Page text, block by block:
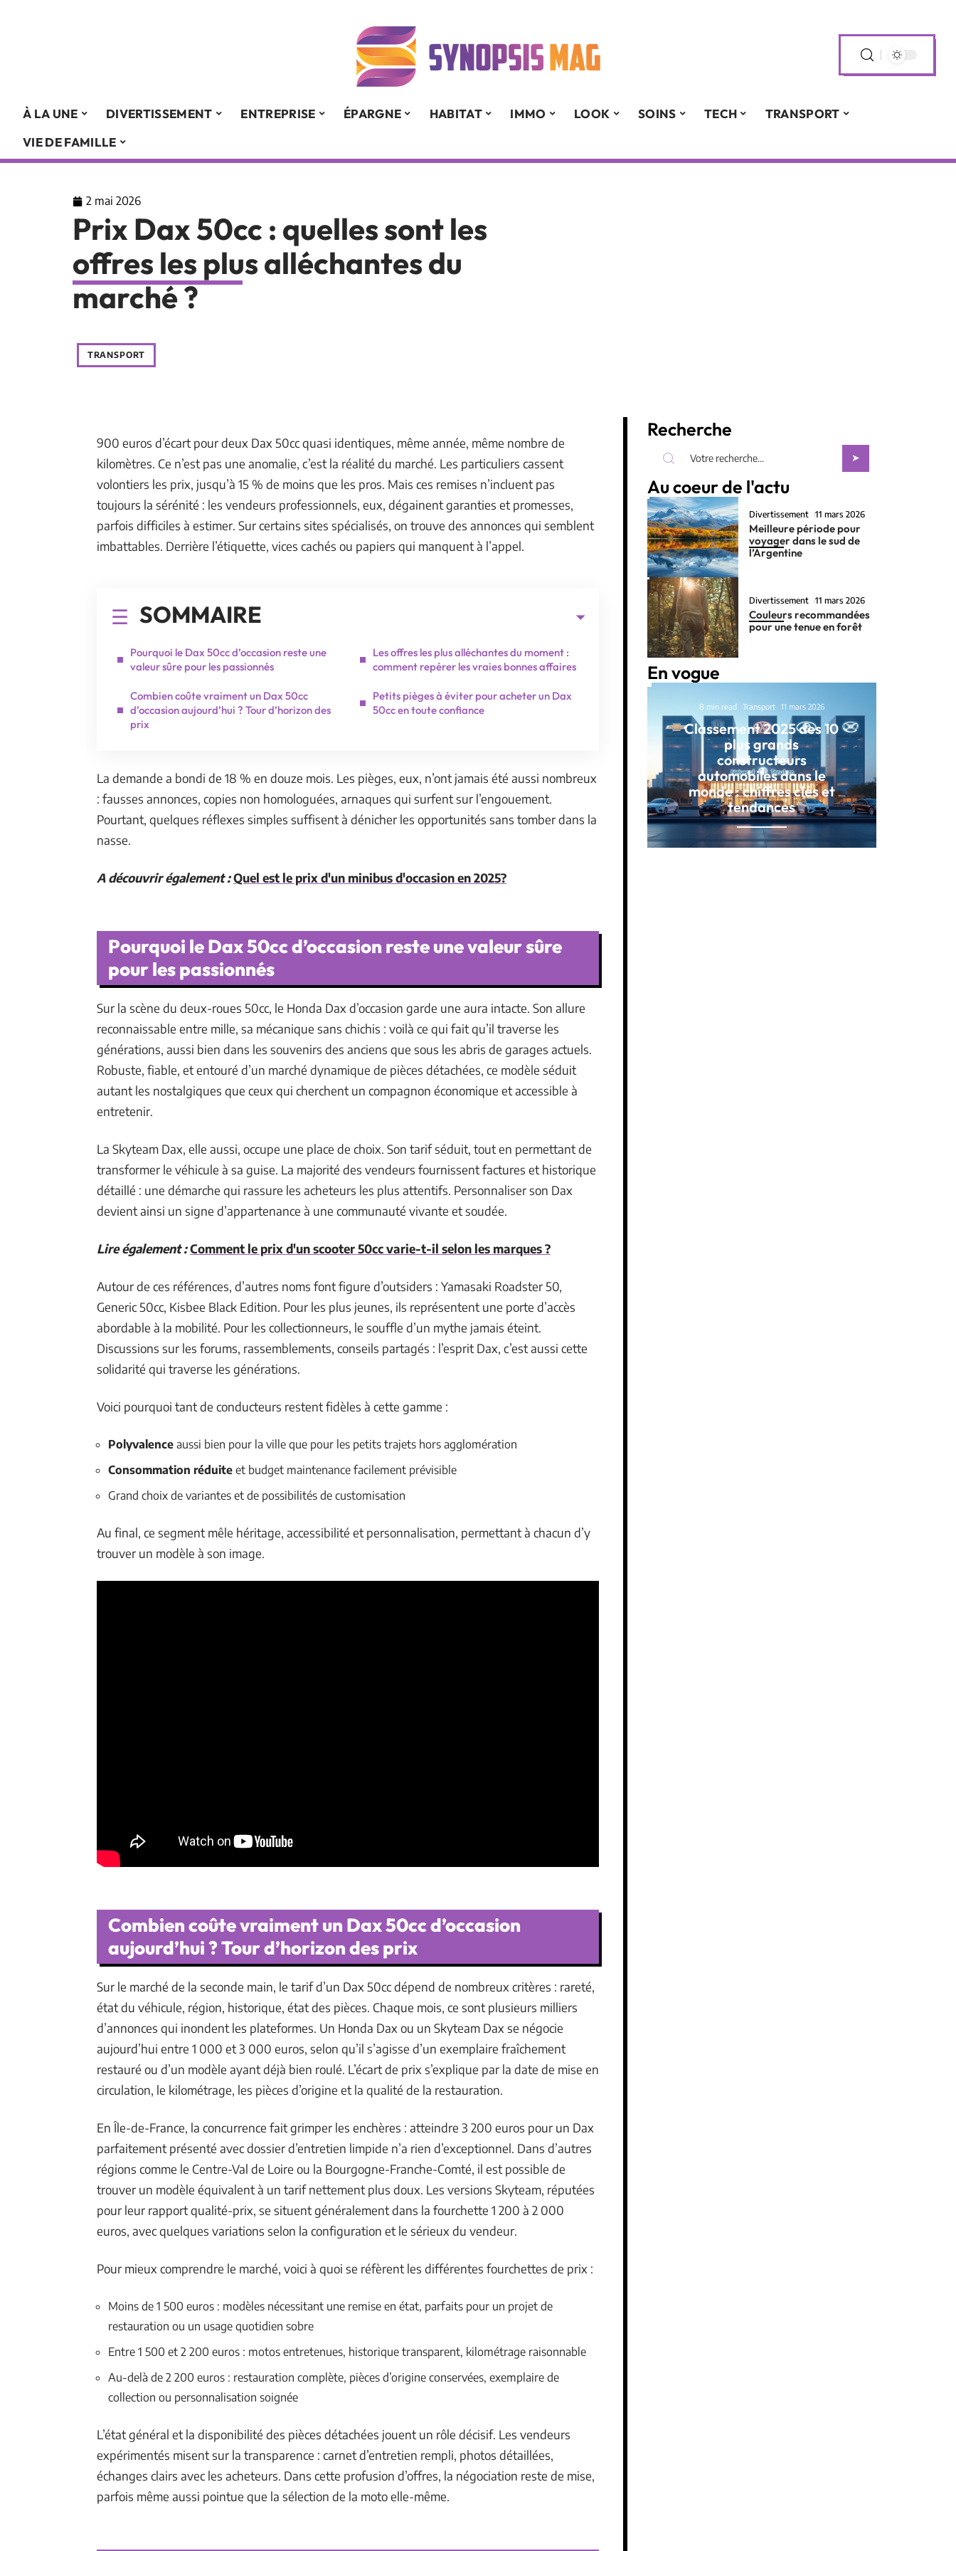
À LA UNE DIVERTISSEMENT ENTREPRISE ÉPARGNE HABITAT IMMO LOOK SOINS TECH
TRANSPORT
VIE DE FAMILLE
2 mai 2026
Prix Dax 50cc : quelles sont les
offres les plus alléchantes du
marché ?
TRANSPORT
900 euros d’écart pour deux Dax 50cc quasi identiques, même année, même nombre de
kilomètres. Ce n’est pas une anomalie, c’est la réalité du marché. Les particuliers cassent
volontiers les prix, jusqu’à 15 % de moins que les pros. Mais ces remises n’incluent pas
toujours la sérénité : les vendeurs professionnels, eux, dégainent garanties et promesses,
parfois difficiles à estimer. Sur certains sites spécialisés, on trouve des annonces qui semblent
imbattables. Derrière l’étiquette, vices cachés ou papiers qui manquent à l’appel.
SOMMAIRE
Pourquoi le Dax 50cc d’occasion reste une
valeur sûre pour les passionnés
Combien coûte vraiment un Dax 50cc
d’occasion aujourd’hui ? Tour d’horizon des
prix
Les offres les plus alléchantes du moment :
comment repérer les vraies bonnes affaires
Petits pièges à éviter pour acheter un Dax
50cc en toute confiance
La demande a bondi de 18 % en douze mois. Les pièges, eux, n’ont jamais été aussi nombreux
: fausses annonces, copies non homologuées, arnaques qui surfent sur l’engouement.
Pourtant, quelques réflexes simples suffisent à dénicher les opportunités sans tomber dans la
nasse.
A découvrir également :Quel est le prix d'un minibus d'occasion en 2025?
Pourquoi le Dax 50cc d’occasion reste une valeur sûre
pour les passionnés
Sur la scène du deux-roues 50cc, le Honda Dax d’occasion garde une aura intacte. Son allure
reconnaissable entre mille, sa mécanique sans chichis : voilà ce qui fait qu’il traverse les
générations, aussi bien dans les souvenirs des anciens que sous les abris de garages actuels.
Robuste, fiable, et entouré d’un marché dynamique de pièces détachées, ce modèle séduit
autant les nostalgiques que ceux qui cherchent un compagnon économique et accessible à
entretenir.
La Skyteam Dax, elle aussi, occupe une place de choix. Son tarif séduit, tout en permettant de
transformer le véhicule à sa guise. La majorité des vendeurs fournissent factures et historique
détaillé : une démarche qui rassure les acheteurs les plus attentifs. Personnaliser son Dax
devient ainsi un signe d’appartenance à une communauté vivante et soudée.
Lire également :Comment le prix d'un scooter 50cc varie-t-il selon les marques ?
Autour de ces références, d’autres noms font figure d’outsiders : Yamasaki Roadster 50,
Generic 50cc, Kisbee Black Edition. Pour les plus jeunes, ils représentent une porte d’accès
abordable à la mobilité. Pour les collectionneurs, le souffle d’un mythe jamais éteint.
Discussions sur les forums, rassemblements, conseils partagés : l’esprit Dax, c’est aussi cette
solidarité qui traverse les générations.
Voici pourquoi tant de conducteurs restent fidèles à cette gamme :
Polyvalence aussi bien pour la ville que pour les petits trajets hors agglomération
Consommation réduite et budget maintenance facilement prévisible
Grand choix de variantes et de possibilités de customisation
Au final, ce segment mêle héritage, accessibilité et personnalisation, permettant à chacun d’y
trouver un modèle à son image.
Combien coûte vraiment un Dax 50cc d’occasion
aujourd’hui ? Tour d’horizon des prix
Sur le marché de la seconde main, le tarif d’un Dax 50cc dépend de nombreux critères : rareté,
état du véhicule, région, historique, état des pièces. Chaque mois, ce sont plusieurs milliers
d’annonces qui inondent les plateformes. Un Honda Dax ou un Skyteam Dax se négocie
aujourd’hui entre 1 000 et 3 000 euros, selon qu’il s’agisse d’un exemplaire fraîchement
restauré ou d’un modèle ayant déjà bien roulé. L’écart de prix s’explique par la date de mise en
circulation, le kilométrage, les pièces d’origine et la qualité de la restauration.
En Île-de-France, la concurrence fait grimper les enchères : atteindre 3 200 euros pour un Dax
parfaitement présenté avec dossier d’entretien limpide n’a rien d’exceptionnel. Dans d’autres
régions comme le Centre-Val de Loire ou la Bourgogne-Franche-Comté, il est possible de
trouver un modèle équivalent à un tarif nettement plus doux. Les versions Skyteam, réputées
pour leur rapport qualité-prix, se situent généralement dans la fourchette 1 200 à 2 000
euros, avec quelques variations selon la configuration et le sérieux du vendeur.
Pour mieux comprendre le marché, voici à quoi se réfèrent les différentes fourchettes de prix :
Moins de 1 500 euros : modèles nécessitant une remise en état, parfaits pour un projet de
restauration ou un usage quotidien sobre
Entre 1 500 et 2 200 euros : motos entretenues, historique transparent, kilométrage raisonnable
Au-delà de 2 200 euros : restauration complète, pièces d’origine conservées, exemplaire de
collection ou personnalisation soignée
L’état général et la disponibilité des pièces détachées jouent un rôle décisif. Les vendeurs
expérimentés misent sur la transparence : carnet d’entretien rempli, photos détaillées,
échanges clairs avec les acheteurs. Dans cette profusion d’offres, la négociation reste de mise,
parfois même aussi pointue que la sélection de la moto elle-même.
Recherche
Au coeur de l'actu
Divertissement 11 mars 2026
Meilleure période pour
voyager dans le sud de
l’Argentine
Divertissement 11 mars 2026
Couleurs recommandées
pour une tenue en forêt
En vogue
8 min read Transport 11 mars 2026
Classement 2025 des 10
plus grands
constructeurs
automobiles dans le
monde : chiffres clés et
tendances